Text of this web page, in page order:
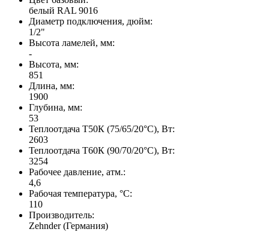
белый RAL 9016
Диаметр подключения, дюйм:
1/2"
Высота ламелей, мм:
-
Высота, мм:
851
Длина, мм:
1900
Глубина, мм:
53
Теплоотдача Т50К (75/65/20°C), Вт:
2603
Теплоотдача Т60К (90/70/20°C), Вт:
3254
Рабочее давление, атм.:
4,6
Рабочая температура, °C:
110
Производитель:
Zehnder (Германия)